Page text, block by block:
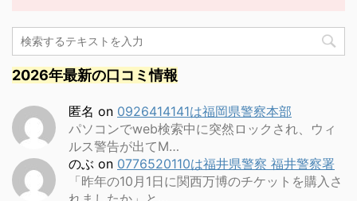
2026年最新の口コミ情報
匿名 on 0926414141は福岡県警察本部
パソコンでweb検索中に突然ロックされ、ウィ
ルス警告が出てM…
のぶ on 0776520110は福井県警察 福井警察署
「昨年の10月1日に関西万博のチケットを購入さ